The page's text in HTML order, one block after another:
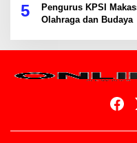
5
Pengurus KPSI
Olahraga dan Budaya